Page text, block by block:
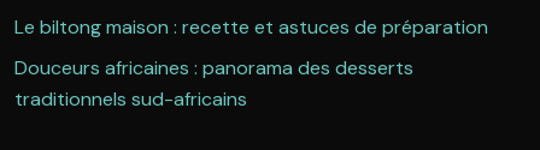
Le biltong maison : recette et astuces de préparation
Douceurs africaines : panorama des desserts
traditionnels sud-africains